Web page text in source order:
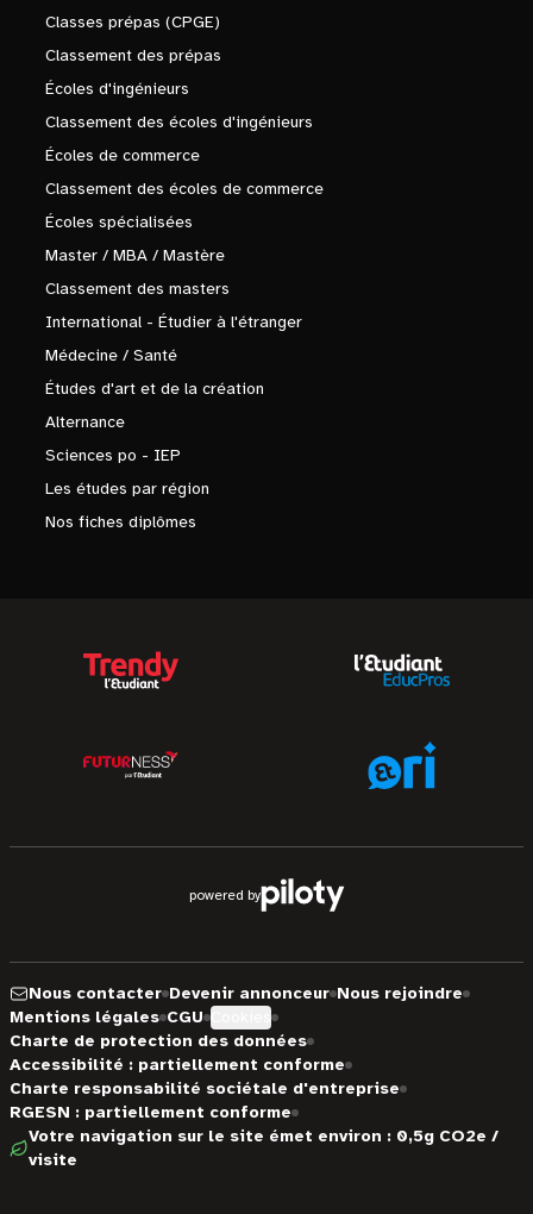
Classes prépas (CPGE)
Classement des prépas
Écoles d'ingénieurs
Classement des écoles d'ingénieurs
Écoles de commerce
Classement des écoles de commerce
Écoles spécialisées
Master / MBA / Mastère
Classement des masters
International - Étudier à l'étranger
Médecine / Santé
Études d'art et de la création
Alternance
Sciences po - IEP
Les études par région
Nos fiches diplômes
powered by
Nous contacter Devenir annonceur Nous rejoindre
Mentions légales CGU
Charte de protection des données
Accessibilité : partiellement conforme
Charte responsabilité sociétale d'entreprise
RGESN : partiellement conforme
Votre navigation sur le site émet environ : 0,5g CO2e /
visite